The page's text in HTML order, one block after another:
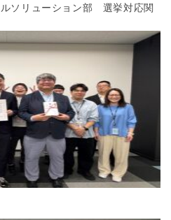
ソリューション部 選挙対応関